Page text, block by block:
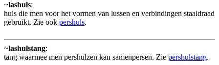
~lashuls:
huls die men voor het vormen van lussen en verbindingen staaldraad
gebruikt. Zie ook pershuls.
~lashulstang:
tang waarmee men pershulzen kan samenpersen. Zie pershulstang.